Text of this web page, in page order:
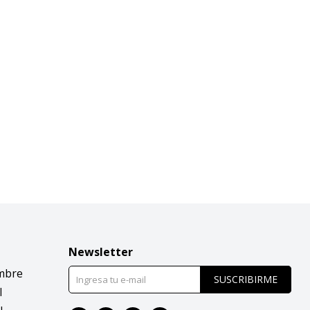
Newsletter
SUSCRIBIRME